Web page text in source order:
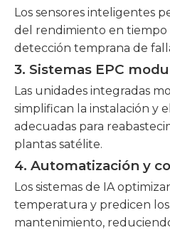
Los sensores inteligentes
del rendimiento en tiempo
detección temprana de
3. Sistemas EPC
Las unidades integradas
simplifican la instalación y
adecuadas para
plantas satélite.
4. Automatización y
Los sistemas de IA
temperatura y predicen
mantenimiento,